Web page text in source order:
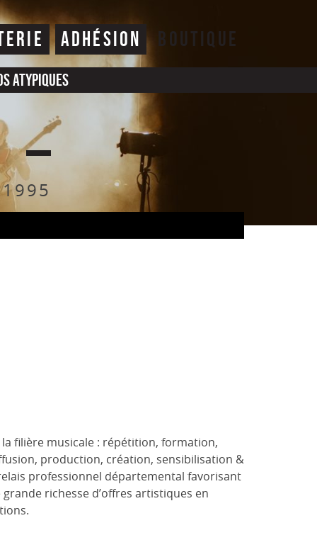
ADHÉSION BOUTIQUE
atypiques
1995
la filière musicale : répétition, formation,
production, création, sensibilisation &
professionnel départemental favorisant
richesse d’offres artistiques en